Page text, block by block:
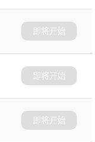
即将开始
即将开始
即将开始